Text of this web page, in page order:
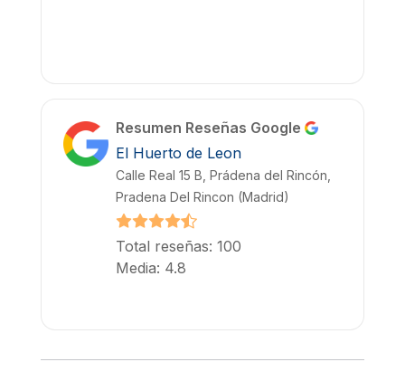
Resumen Reseñas Google
El Huerto de Leon
Calle Real 15 B, Prádena del Rincón,
Pradena Del Rincon (Madrid)
Total reseñas: 100
Media: 4.8